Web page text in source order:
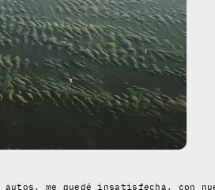
me quedé insatisfecha, con